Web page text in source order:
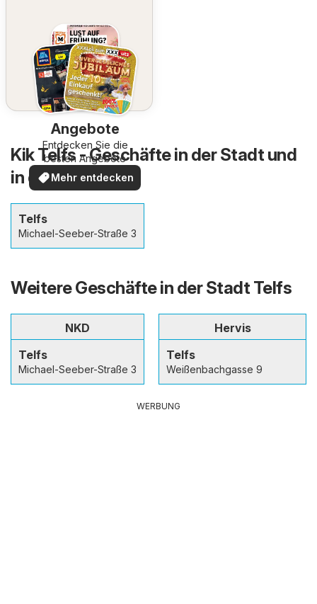
Angebote
Entdecken Sie die
besten Angebote
Mehr entdecken
Kik Telfs - Geschäfte in der Stadt und
in der Umgebung
Telfs
Michael-Seeber-Straße 3
Weitere Geschäfte in der Stadt Telfs
NKD
Telfs
Michael-Seeber-Straße 3
Hervis
Telfs
Weißenbachgasse 9
WERBUNG